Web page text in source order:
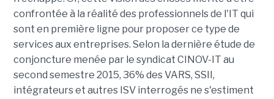
confrontée à la réalité des professionnels de l'IT qui
sont en première ligne pour proposer ce type de
services aux entreprises. Selon la dernière étude de
conjoncture menée par le syndicat CINOV-IT au
second semestre 2015, 36% des VARS, SSII,
intégrateurs et autres ISV interrogés ne s'estiment